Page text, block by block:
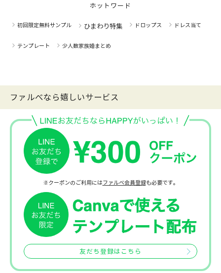
ホットワード
初回限定無料サンプル ひまわり特集 ドロップス ドレス当て
テンプレート 少人数家族婚まとめ
ファルべなら嬉しいサービス
※クーポンのご利用にはファルベ会員登録も必要です。
友だち登録はこちら